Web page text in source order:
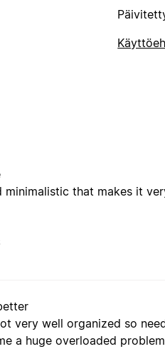
that makes it
very well organized so
a huge overloaded problem